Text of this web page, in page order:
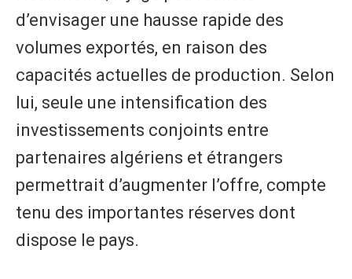
d’envisager une hausse rapide des
volumes exportés, en raison des
capacités actuelles de production. Selon
lui, seule une intensification des
investissements conjoints entre
partenaires algériens et étrangers
permettrait d’augmenter l’offre, compte
tenu des importantes réserves dont
dispose le pays.